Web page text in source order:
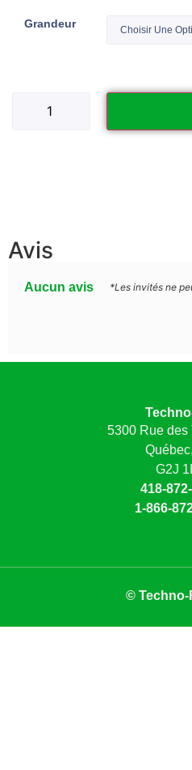
Grandeur
Avis
Aucun avis *Les invités ne
5300 Rue des
G2J
418-
1-866-
© Techno-